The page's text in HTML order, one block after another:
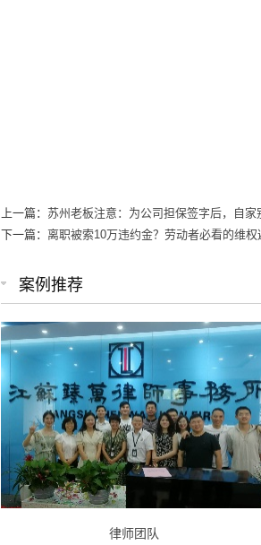
上一篇： 苏州老板注意：为公司担保签字后，自家
下一篇： 离职被索10万违约金？劳动者必看的维权
案例推荐
律师团队